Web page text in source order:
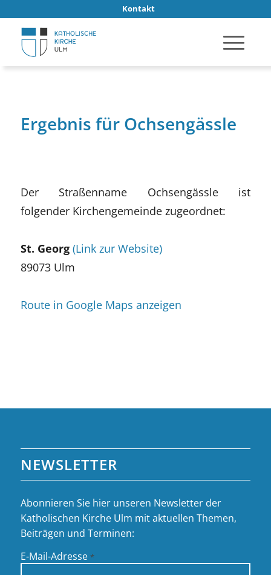
Kontakt
Ergebnis für Ochsengässle
Der Straßenname Ochsengässle ist
folgender Kirchengemeinde zugeordnet:
St. Georg (Link zur Website)
89073 Ulm
Route in Google Maps anzeigen
NEWSLETTER
Abonnieren Sie hier unseren Newsletter der
Katholischen Kirche Ulm mit aktuellen Themen,
Beiträgen und Terminen:
E-Mail-Adresse *